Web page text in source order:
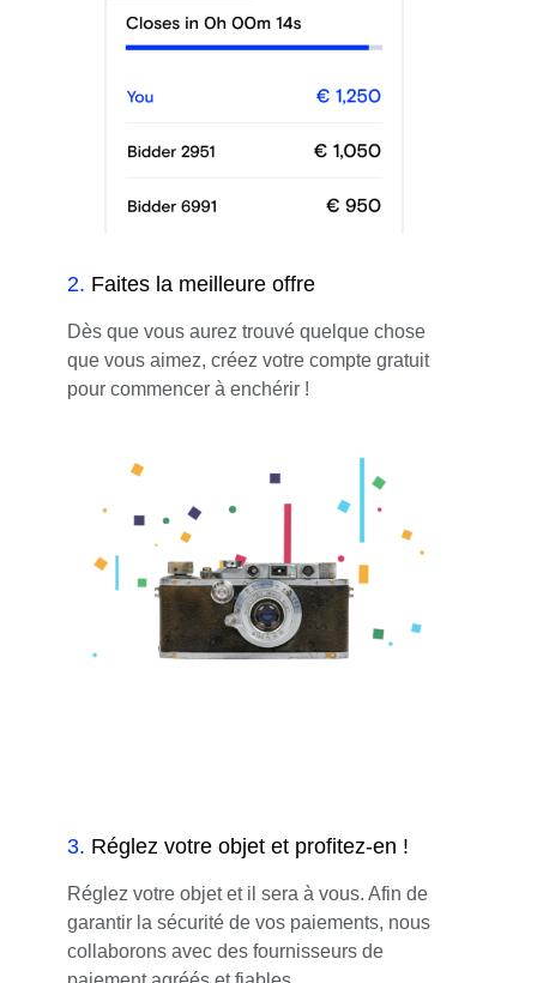
2. Faites la meilleure offre
Dès que vous aurez trouvé quelque chose
que vous aimez, créez votre compte gratuit
pour commencer à enchérir !
3. Réglez votre objet et profitez-en !
Réglez votre objet et il sera à vous. Afin de
garantir la sécurité de vos paiements, nous
collaborons avec des fournisseurs de